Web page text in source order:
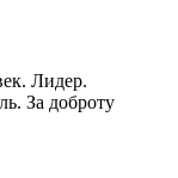
Лидер.
За доброту